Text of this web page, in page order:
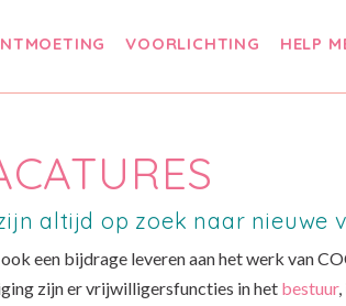
VOORLICHTING HELP
altijd op zoek naar nieuwe
een bijdrage leveren aan het werk van
zijn er vrijwilligersfuncties in het bestuur,